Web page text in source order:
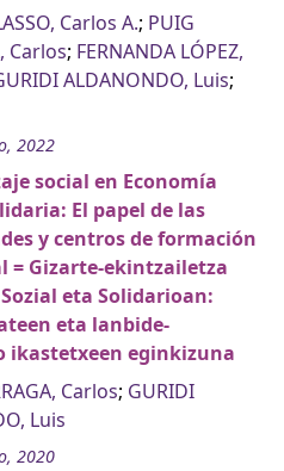
Carlos A.; PUIG
Carlos; FERNANDA LÓPEZ,
ALDANONDO, Luis;
2022
social en Economía
El papel de las
y centros de formación
= Gizarte-ekintzailetza
eta Solidarioan:
eta lanbide-
ikastetxeen eginkizuna
Carlos; GURIDI
Luis
2020